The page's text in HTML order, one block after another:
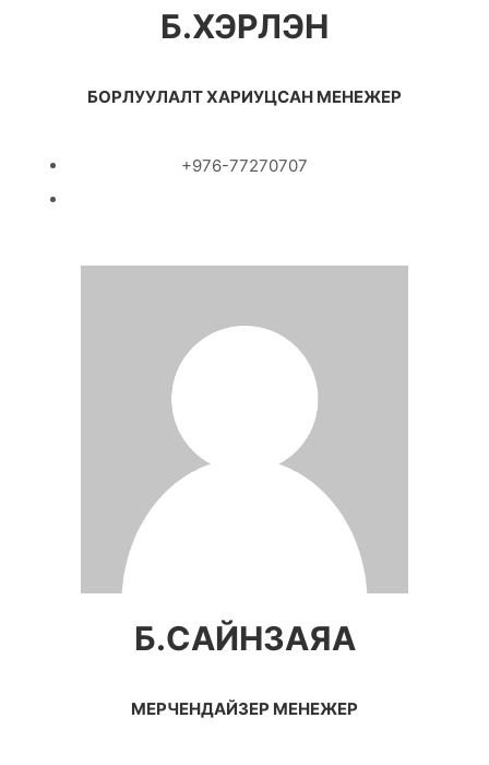
Б.ХЭРЛЭН
БОРЛУУЛАЛТ ХАРИУЦСАН МЕНЕЖЕР
+976-77270707
Б.САЙНЗАЯА
МЕРЧЕНДАЙЗЕР МЕНЕЖЕР